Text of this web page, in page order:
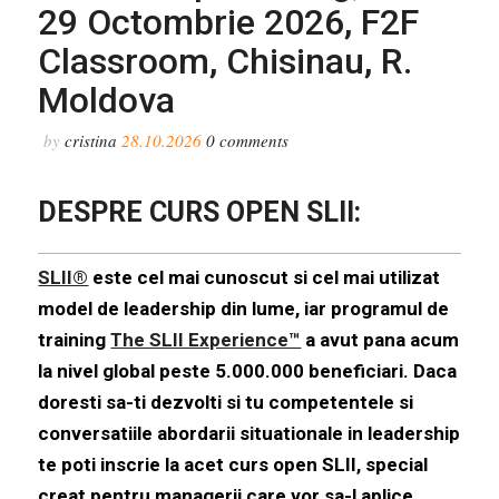
invataturi.
29 Octombrie 2026, F2F
Classroom, Chisinau, R.
Moldova
bycristina 28.10.2026 0comments
DESPRE CURS OPEN SLII:
SLII® este cel mai cunoscut si cel mai utilizat
model de leadership din lume, iar programul de
trainingThe SLII Experience™ a avut pana acum
la nivel global peste 5.000.000 beneficiari. Daca
doresti sa-ti dezvolti si tu competentele si
conversatiile abordarii situationale in leadership
te poti inscrie la acet curs open SLII, special